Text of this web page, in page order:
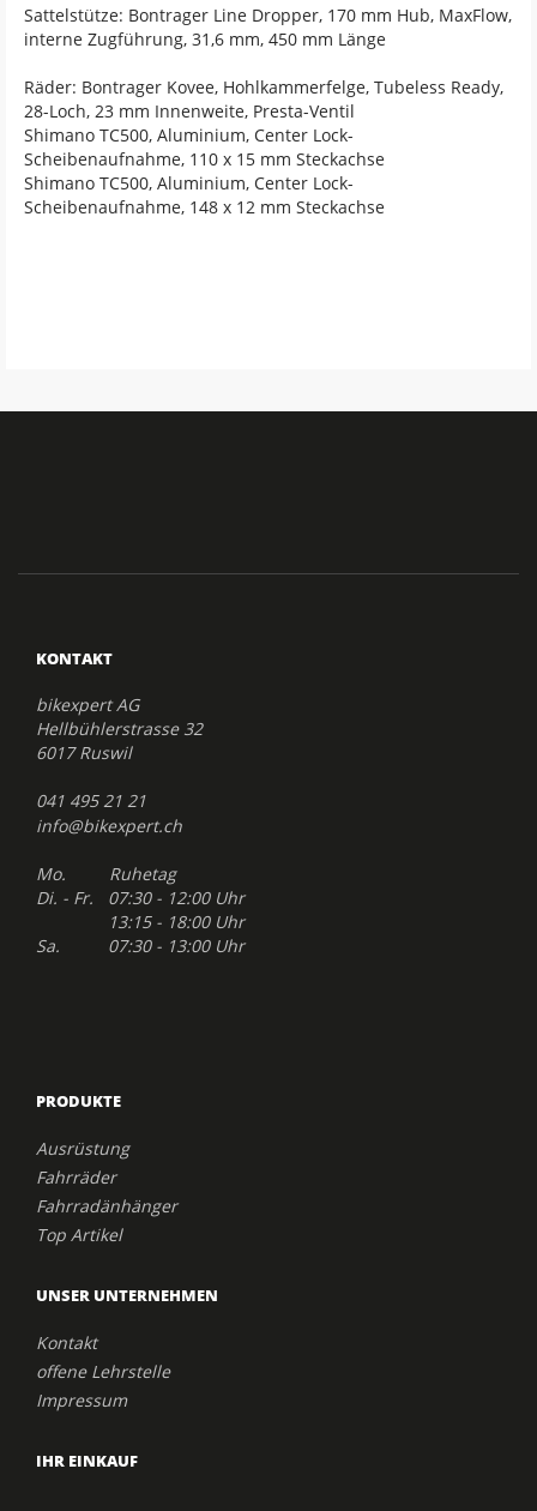
Sattelstütze: Bontrager Line Dropper, 170 mm Hub, MaxFlow,
interne Zugführung, 31,6 mm, 450 mm Länge
Räder: Bontrager Kovee, Hohlkammerfelge, Tubeless Ready,
28-Loch, 23 mm Innenweite, Presta-Ventil
Shimano TC500, Aluminium, Center Lock-
Scheibenaufnahme, 110 x 15 mm Steckachse
Shimano TC500, Aluminium, Center Lock-
Scheibenaufnahme, 148 x 12 mm Steckachse
KONTAKT
bikexpert AG
Hellbühlerstrasse 32
6017 Ruswil
041 495 21 21
info@bikexpert.ch
Mo. Ruhetag
Di. - Fr. 07:30 - 12:00 Uhr
13:15 - 18:00 Uhr
Sa. 07:30 - 13:00 Uhr
PRODUKTE
Ausrüstung
Fahrräder
Fahrradänhänger
Top Artikel
UNSER UNTERNEHMEN
Kontakt
offene Lehrstelle
Impressum
IHR EINKAUF